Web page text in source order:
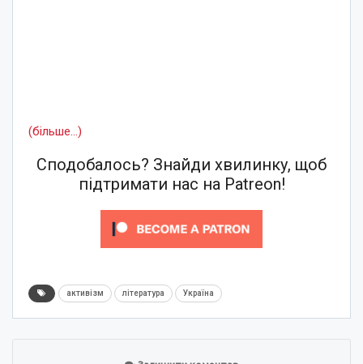
(більше…)
Сподобалось? Знайди хвилинку, щоб
підтримати нас на Patreon!
активізм література Україна